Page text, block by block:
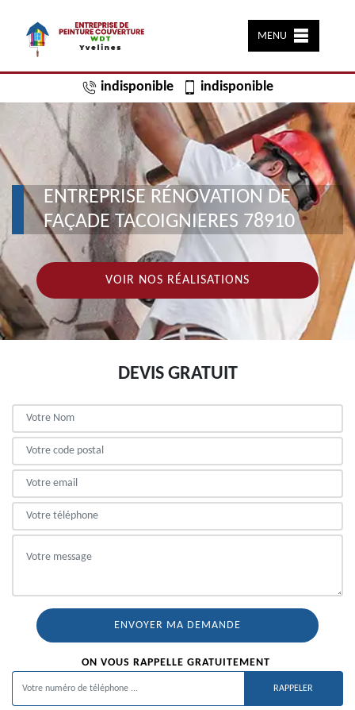
MENU
indisponible indisponible
ENTREPRISE RÉNOVATION DE
FAÇADE TACOIGNIERES 78910
VOIR NOS RÉALISATIONS
DEVIS GRATUIT
ON VOUS RAPPELLE GRATUITEMENT